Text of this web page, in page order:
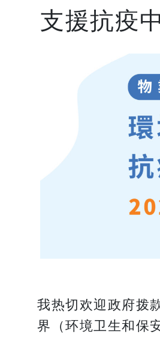
支援抗疫
我热切欢迎政府拨
界（环境卫生和保